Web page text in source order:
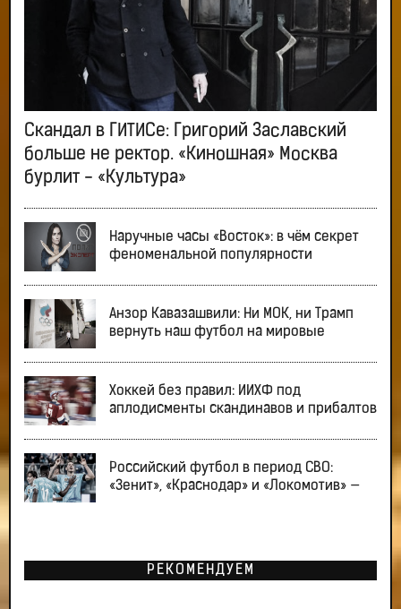
Скандал в ГИТИСе: Григорий Заславский
больше не ректор. «Киношная» Москва
бурлит - «Культура»
Наручные часы «Восток»: в чём секрет
феноменальной популярности
Анзор Кавазашвили: Ни МОК, ни Трамп
вернуть наш футбол на мировые
Хоккей без правил: ИИХФ под
аплодисменты скандинавов и прибалтов
Российский футбол в период СВО:
«Зенит», «Краснодар» и «Локомотив» —
РЕКОМЕНДУЕМ